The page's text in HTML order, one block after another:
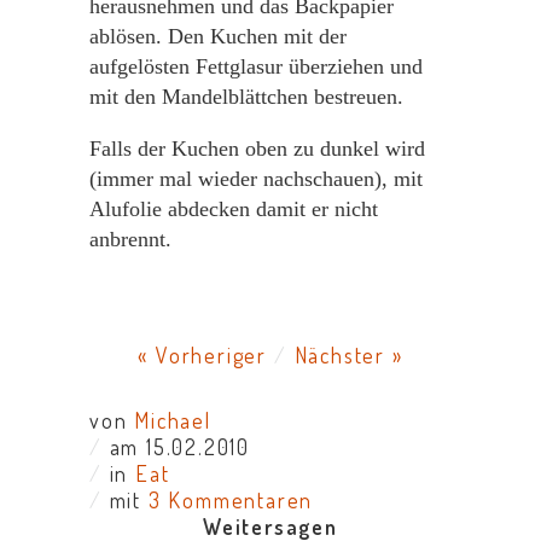
herausnehmen und das Backpapier
ablösen. Den Kuchen mit der
aufgelösten Fettglasur überziehen und
mit den Mandelblättchen bestreuen.
Falls der Kuchen oben zu dunkel wird
(immer mal wieder nachschauen), mit
Alufolie abdecken damit er nicht
anbrennt.
« Vorheriger / Nächster »
von Michael
/ am 15.02.2010
/ in Eat
/ mit 3 Kommentaren
Weitersagen